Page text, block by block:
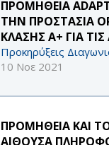
ΠΡΟΜΗΘΕΙΑ
ΤΗΝ ΠΡΟΣΤΑΣΙΑ
ΚΛΑΣΗΣ Α+ ΓΙΑ
Προκηρύξεις
10 Νοε 2021
ΠΡΟΜΗΘΕΙΑ ΚΑΙ
ΑΙΘΟΥΣΑ